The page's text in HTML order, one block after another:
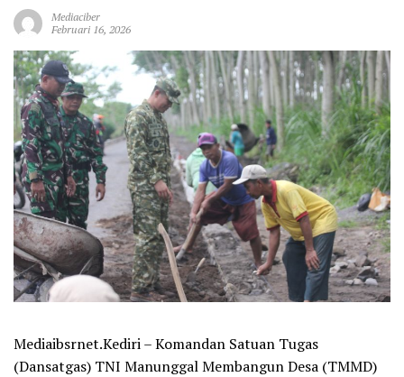
Mediaciber
Februari 16, 2026
Mediaibsrnet.Kediri – Komandan Satuan Tugas
(Dansatgas) TNI Manunggal Membangun Desa (TMMD)